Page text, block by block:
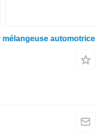
automotrice